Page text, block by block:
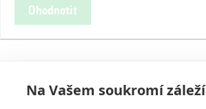
Ohodnotit
Na Vašem soukromí záleží